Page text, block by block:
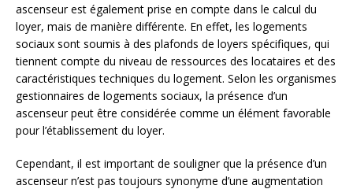
ascenseur est également prise en compte dans le calcul du
loyer, mais de manière différente. En effet, les logements
sociaux sont soumis à des plafonds de loyers spécifiques, qui
tiennent compte du niveau de ressources des locataires et des
caractéristiques techniques du logement. Selon les organismes
gestionnaires de logements sociaux, la présence d’un
ascenseur peut être considérée comme un élément favorable
pour l’établissement du loyer.
Cependant, il est important de souligner que la présence d’un
ascenseur n’est pas toujours synonyme d’une augmentation